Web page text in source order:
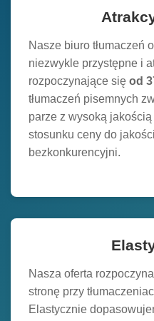
Nasze biuro tłumaczeń
niezwykle przystępne i
rozpoczynające się od
tłumaczeń pisemnych
parze z wysoką
stosunku ceny do
bezkonkurencyjni.
Nasza oferta
stronę przy
Elastycznie